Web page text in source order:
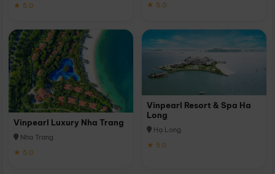
★ 5.0
★ 5.0
Vinpearl Luxury Nha Trang
Nha Trang
★ 5.0
Vinpearl Resort & Spa Ha
Long
Hạ Long
★ 5.0